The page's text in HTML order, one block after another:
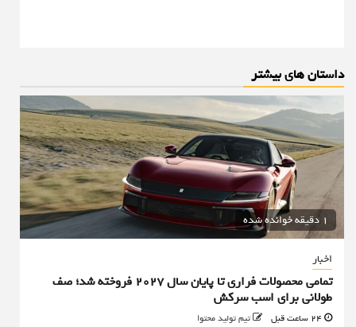
داستان های بیشتر
1 دقیقه خوانده شده
اخبار
تمامی محصولات فراری تا پایان سال ۲۰۲۷ فروخته شد؛ صف
طولانی برای اسب سرکش
تیم تولید محتوا